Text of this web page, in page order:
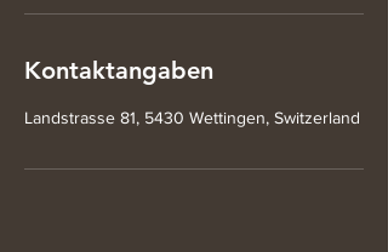
Kontaktangaben
Landstrasse 81, 5430 Wettingen, Switzerland